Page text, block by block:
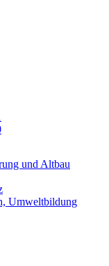
und Altbau
Umweltbildung